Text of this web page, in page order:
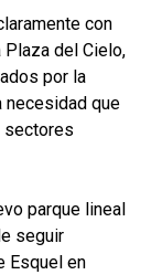
con
del Cielo,
por la
necesidad que
sectores
parque lineal
seguir
Esquel en